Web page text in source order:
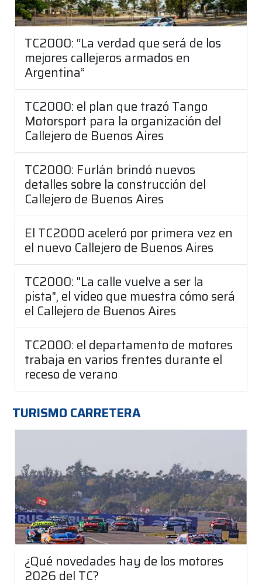
TC2000: “La verdad que será de los
mejores callejeros armados en
Argentina”
TC2000: el plan que trazó Tango
Motorsport para la organización del
Callejero de Buenos Aires
TC2000: Furlán brindó nuevos
detalles sobre la construcción del
Callejero de Buenos Aires
El TC2000 aceleró por primera vez en
el nuevo Callejero de Buenos Aires
TC2000: "La calle vuelve a ser la
pista", el video que muestra cómo será
el Callejero de Buenos Aires
TC2000: el departamento de motores
trabaja en varios frentes durante el
receso de verano
TURISMO CARRETERA
¿Qué novedades hay de los motores
2026 del TC?